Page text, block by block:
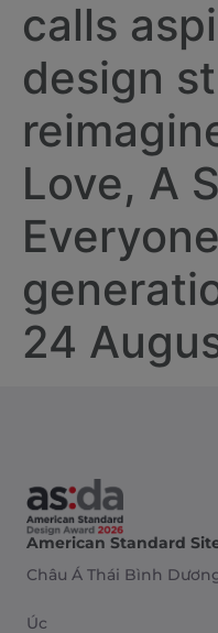
calls
design
Love, A
24
American Standard
Châu Á Thái Bình
Úc